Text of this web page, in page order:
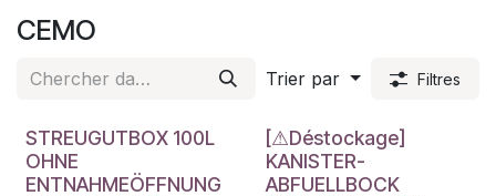
CEMO
Trier par Filtres
STREUGUTBOX 100L
OHNE
ENTNAHMEÖFFNUNG
Déstockage
[⚠Déstockage]
KANISTER-
ABFUELLBOCK